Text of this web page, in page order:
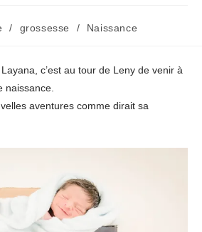
/ grossesse / Naissance
c’est au tour de Leny de venir à
naissance.
aventures comme dirait sa